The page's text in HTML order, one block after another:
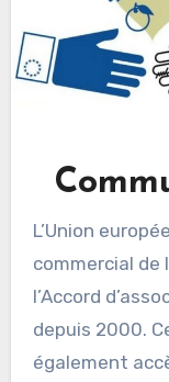
L’Union européenne est le premier partenaire
commercial de
l’Accord
depuis 2000.
également